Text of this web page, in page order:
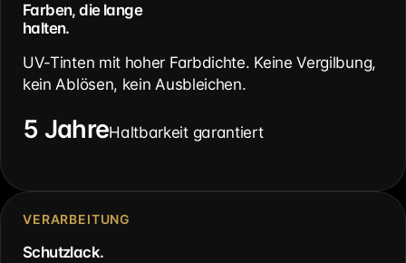
Farben, die lange
halten.
UV-Tinten mit hoher Farbdichte. Keine Vergilbung,
kein Ablösen, kein Ausbleichen.
5 JahreHaltbarkeit garantiert
VERARBEITUNG
Schutzlack.